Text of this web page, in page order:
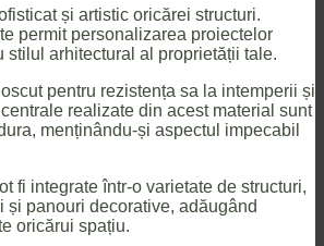
și artistic oricărei structuri.
permit personalizarea proiectelor
stilul arhitectural al proprietății tale.
pentru rezistența sa la intemperii și
realizate din acest material sunt
menținându-și aspectul impecabil
fi integrate într-o varietate de structuri,
și panouri decorative, adăugând
oricărui spațiu.